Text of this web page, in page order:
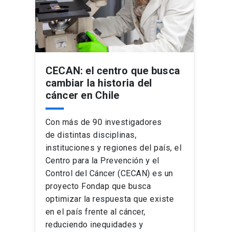
CECAN: el centro que busca
cambiar la historia del
cáncer en Chile
Con más de 90 investigadores
de distintas disciplinas,
instituciones y regiones del país, el
Centro para la Prevención y el
Control del Cáncer (CECAN) es un
proyecto Fondap que busca
optimizar la respuesta que existe
en el país frente al cáncer,
reduciendo inequidades y